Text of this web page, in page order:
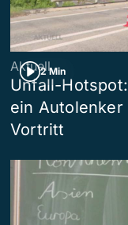
2 Min
Aktuell
Unfall-
ein
Vortritt